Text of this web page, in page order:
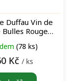
Duffau Vin de
Bulles Rouge
(78 ks)
Kč / ks